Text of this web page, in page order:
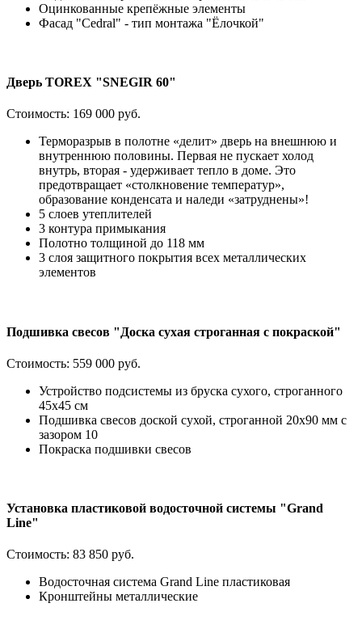
Оцинкованные крепёжные элементы
Фасад "Cedral" - тип монтажа "Ёлочкой"
Дверь TOREX "SNEGIR 60"
Стоимость: 169 000 руб.
Терморазрыв в полотне «делит» дверь на внешнюю и
внутреннюю половины. Первая не пускает холод
внутрь, вторая - удерживает тепло в доме. Это
предотвращает «столкновение температур»,
образование конденсата и наледи «затруднены»!
5 слоев утеплителей
3 контура примыкания
Полотно толщиной до 118 мм
3 слоя защитного покрытия всех металлических
элементов
Подшивка свесов "Доска сухая строганная с покраской"
Стоимость: 559 000 руб.
Устройство подсистемы из бруска сухого, строганного
45х45 см
Подшивка свесов доской сухой, строганной 20х90 мм с
зазором 10
Покраска подшивки свесов
Установка пластиковой водосточной системы "Grand
Line"
Стоимость: 83 850 руб.
Водосточная система Grand Line пластиковая
Кронштейны металлические